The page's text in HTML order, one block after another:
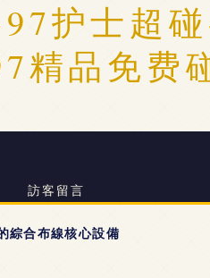
护士超
精品免费
訪客留言
綜合布線核心設備